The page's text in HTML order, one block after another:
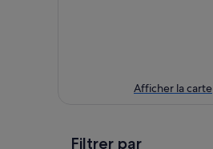
Afficher la carte
Filtrer par